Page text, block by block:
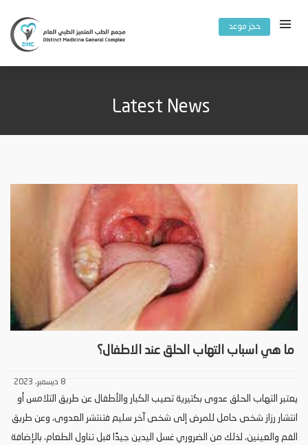
حجز موعد
Latest News
ما هي اسباب التهاب الحلق عند الاطفال؟
8 ديسمبر، 2023
يعتبر التهاب الحلق عدوى بكتيرية تصيب الكبار والأطفال عن طريق التلامس أو
انتشار رزاز شخص حامل للمرض إلى شخص آخر سليم فتنتشر العدوى، وعن طريق
الفم والعينين، لذلك من الضروري غسل اليدين جيدًا قبل تناول الطعام، بالإضافة